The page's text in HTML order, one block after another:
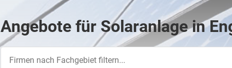
Angebote für Solaranlage in